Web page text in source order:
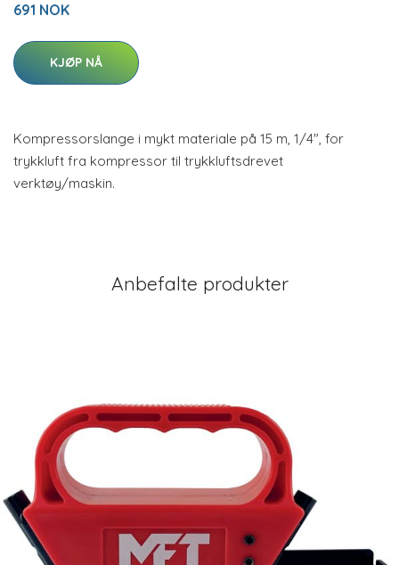
691 NOK
KJØP NÅ
Kompressorslange i mykt materiale på 15 m, 1/4", for
trykkluft fra kompressor til trykkluftsdrevet
verktøy/maskin.
Anbefalte produkter